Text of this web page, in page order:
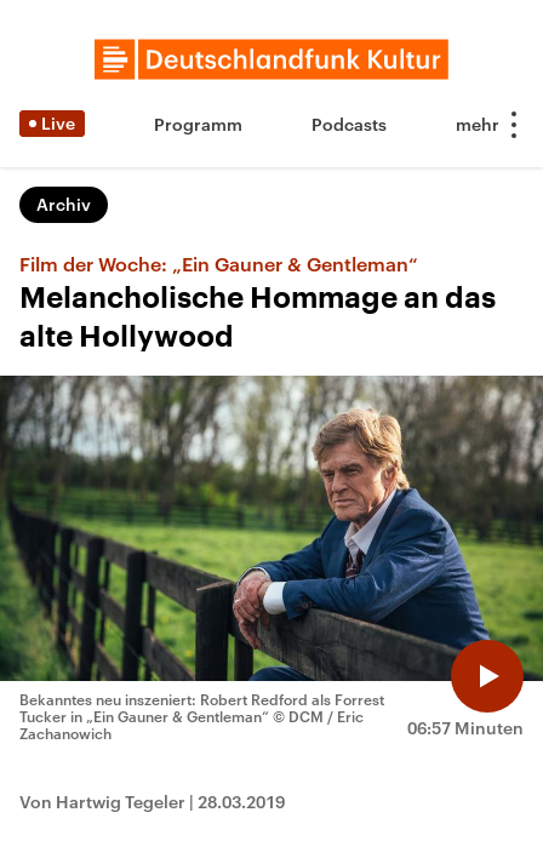
Live Programm Podcasts
Archiv
Film der Woche: „Ein Gauner & Gentleman“
Melancholische Hommage an das
alte Hollywood
06:57 Minuten
Bekanntes neu inszeniert: Robert Redford als Forrest
Tucker in „Ein Gauner & Gentleman“ © DCM / Eric
Zachanowich
Von Hartwig Tegeler | 28.03.2019